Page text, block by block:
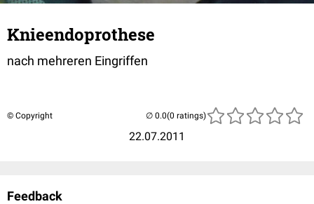
Knieendoprothese
nach mehreren Eingriffen
© Copyright
22.07.2011
(0 ratings)
Feedback